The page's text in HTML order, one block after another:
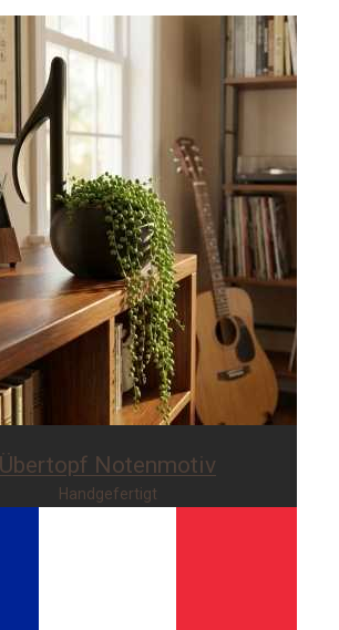
Übertopf Notenmotiv
Handgefertigt